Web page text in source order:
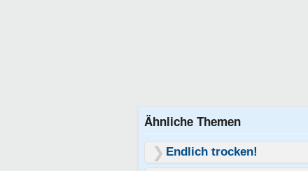
Ähnliche Themen
Endlich trocken!